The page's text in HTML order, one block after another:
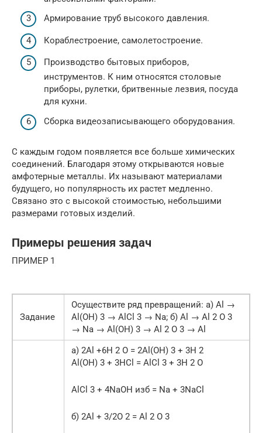
Армирование труб высокого давления.
Кораблестроение, самолетостроение.
Производство бытовых приборов,
инструментов. К ним относятся столовые
приборы, рулетки, бритвенные лезвия, посуда
для кухни.
Сборка видеозаписывающего оборудования.
С каждым годом появляется все больше химических
соединений. Благодаря этому открываются новые
амфотерные металлы. Их называют материалами
будущего, но популярность их растет медленно.
Связано это с высокой стоимостью, небольшими
размерами готовых изделий.
Примеры решения задач
ПРИМЕР 1
Задание
Осуществите ряд превращений: а) Al →
Al(OH) 3 → AlCl 3 → Na; б) Al → Al 2 O 3
→ Na → Al(OH) 3 → Al 2 O 3 → Al
a) 2Al +6H 2 O = 2Al(OH) 3 + 3H 2
Al(OH) 3 + 3HCl = AlCl 3 + 3H 2 O
AlCl 3 + 4NaOH изб = Na + 3NaCl
б) 2Al + 3/2O 2 = Al 2 O 3